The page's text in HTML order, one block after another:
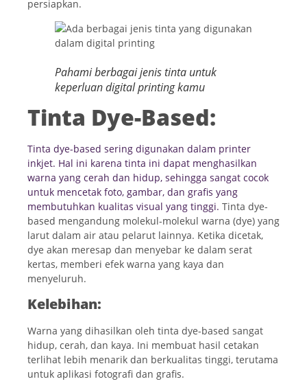
persiapkan.
Pahami berbagai jenis tinta untuk
keperluan digital printing kamu
Tinta Dye-Based:
Tinta dye-based sering digunakan dalam printer
inkjet. Hal ini karena tinta ini dapat menghasilkan
warna yang cerah dan hidup, sehingga sangat cocok
untuk mencetak foto, gambar, dan grafis yang
membutuhkan kualitas visual yang tinggi. Tinta dye-
based mengandung molekul-molekul warna (dye) yang
larut dalam air atau pelarut lainnya. Ketika dicetak,
dye akan meresap dan menyebar ke dalam serat
kertas, memberi efek warna yang kaya dan
menyeluruh.
Kelebihan:
Warna yang dihasilkan oleh tinta dye-based sangat
hidup, cerah, dan kaya. Ini membuat hasil cetakan
terlihat lebih menarik dan berkualitas tinggi, terutama
untuk aplikasi fotografi dan grafis.